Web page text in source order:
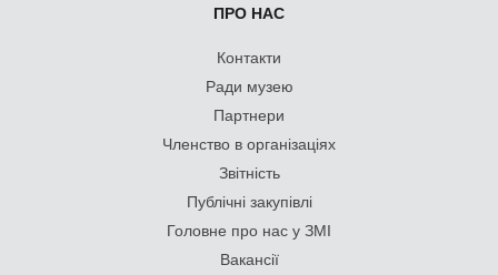
ПРО НАС
Контакти
Ради музею
Партнери
Членство в організаціях
Звітність
Публічні закупівлі
Головне про нас у ЗМІ
Вакансії